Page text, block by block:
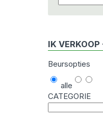
IK
Beursopties
alle
CATEGORIE